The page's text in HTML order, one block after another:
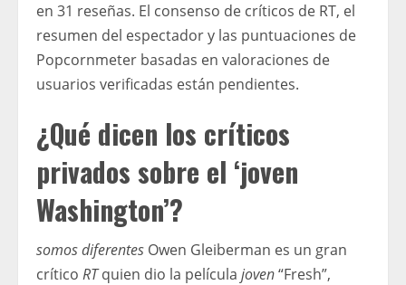
en 31 reseñas. El consenso de críticos de RT, el
resumen del espectador y las puntuaciones de
Popcornmeter basadas en valoraciones de
usuarios verificadas están pendientes.
¿Qué dicen los críticos
privados sobre el ‘joven
Washington’?
somos diferentes Owen Gleiberman es un gran
crítico RT quien dio la película joven“Fresh”,